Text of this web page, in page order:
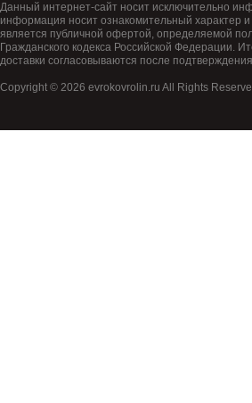
Данный интернет-сайт носит исключительно
информация носит ознакомительный характер и
является публичной офертой, определяемой
Гражданского кодекса Российской Федерации.
доставки согласовываются после
Copyright © 2026 evrokovrolin.ru All Rights